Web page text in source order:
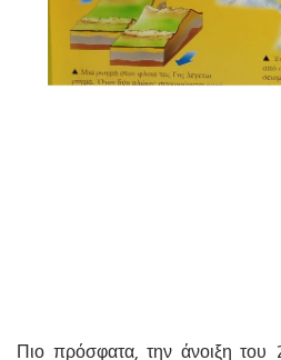
Πιο πρόσφατα, την άνοιξη του